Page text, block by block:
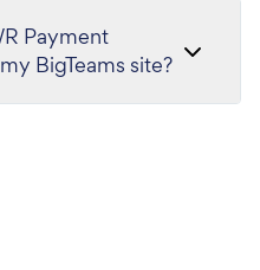
Payment
BigTeams site?